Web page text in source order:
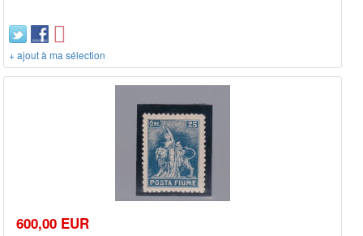
+ ajout à ma sélection
600,00 EUR